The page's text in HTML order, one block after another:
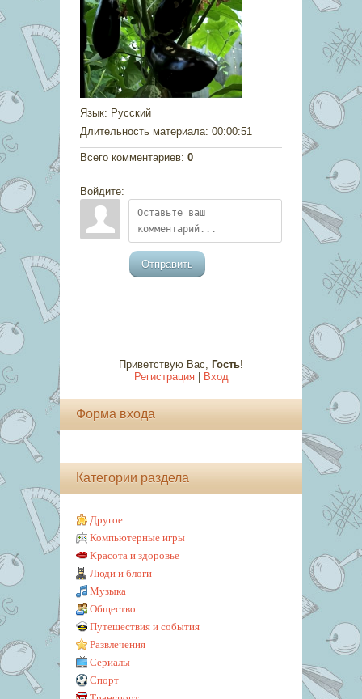
Язык: Русский
Длительность материала: 00:00:51
Всего комментариев: 0
Войдите:
Отправить
Приветствую Вас, Гость!
Регистрация| Вход
Форма входа
Категории раздела
Другое
Компьютерные игры
Красота и здоровье
Люди и блоги
Музыка
Общество
Путешествия и события
Развлечения
Сериалы
Спорт